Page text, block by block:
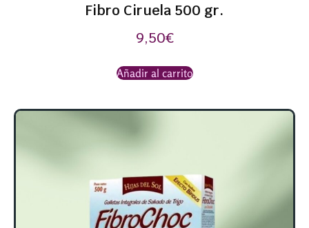
Fibro Ciruela 500 gr.
9,50€
Añadir al carrito